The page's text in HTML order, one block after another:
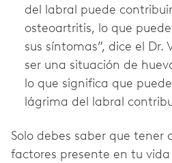
del labral puede
osteoartritis, lo que
sus síntomas”, dice el Dr.
ser una situación de
lo que significa que
lágrima del labral
Solo debes saber que tener
factores presente en tu vida